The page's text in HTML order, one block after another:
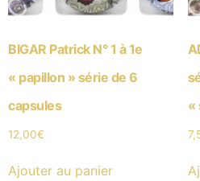
BIGAR Patrick N° 1 à 1e
« papillon » série de 6
capsules
12,00€
Ajouter au panier
«